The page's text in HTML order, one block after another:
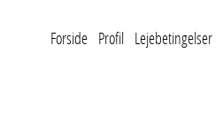
Forside Profil Lejebetingelser